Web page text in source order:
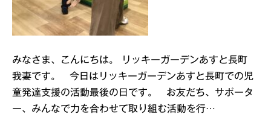
みなさま、こんにちは。 リッキーガーデンあすと長町
我妻です。 今日はリッキーガーデンあすと長町での児
童発達支援の活動最後の日です。 お友だち、サポータ
ー、みんなで力を合わせて取り組む活動を行…